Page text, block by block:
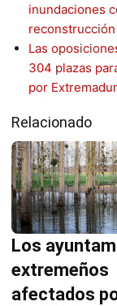
inundaciones
reconstrucción
Las
304 plazas
por
Relacionado
Los
extremeños
afectados